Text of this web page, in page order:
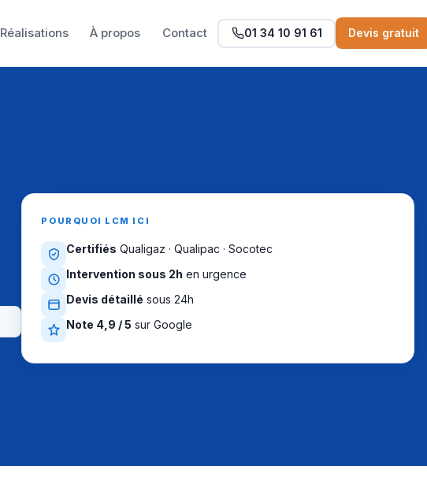
Réalisations À propos Contact 01 34 10 91 61 Devis gratuit
POURQUOI LCM ICI
Certifiés Qualigaz · Qualipac · Socotec
Intervention sous 2h en urgence
Devis détaillé sous 24h
Note 4,9 / 5 sur Google